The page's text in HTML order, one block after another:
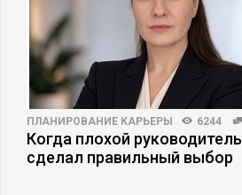
ПЛАНИРОВАНИЕ КАРЬЕРЫ 6244
Когда плохой руководитель
сделал правильный выбор